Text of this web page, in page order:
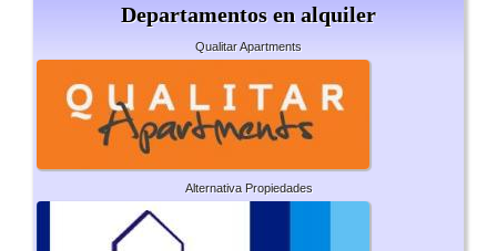
Departamentos en alquiler
Qualitar Apartments
Alternativa Propiedades